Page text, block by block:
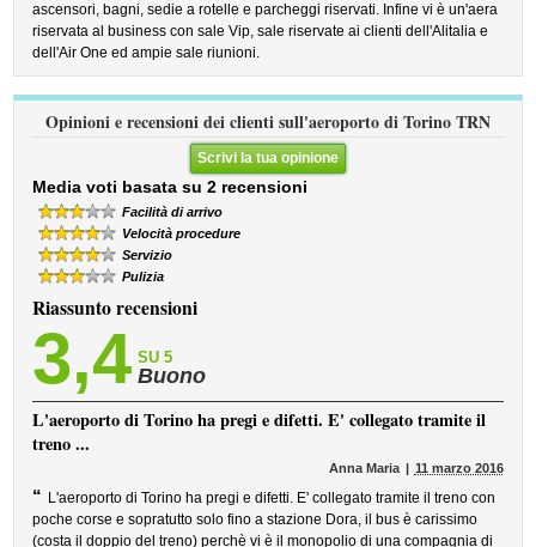
ascensori, bagni, sedie a rotelle e parcheggi riservati. Infine vi è un'aera
riservata al business con sale Vip, sale riservate ai clienti dell'Alitalia e
dell'Air One ed ampie sale riunioni.
Opinioni e recensioni dei clienti sull'aeroporto di Torino TRN
Scrivi la tua opinione
Media voti basata su 2 recensioni
Facilità di arrivo
Velocità procedure
Servizio
Pulizia
Riassunto recensioni
3,4 SU 5
Buono
L'aeroporto di Torino ha pregi e difetti. E' collegato tramite il
treno ...
Anna Maria 11 marzo 2016
“ L'aeroporto di Torino ha pregi e difetti. E' collegato tramite il treno con
poche corse e sopratutto solo fino a stazione Dora, il bus è carissimo
(costa il doppio del treno) perchè vi è il monopolio di una compagnia di